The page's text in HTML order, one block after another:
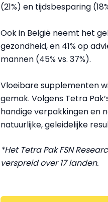
(21%) en tijdsbesparing
Ook in België neemt het
gezondheid, en 41% op
mannen (45% vs. 37%).
Vloeibare supplementen
gemak. Volgens Tetra
handige verpakkingen en
natuurlijke, geleidelijke
*Het Tetra Pak FSN
verspreid over 17 landen.